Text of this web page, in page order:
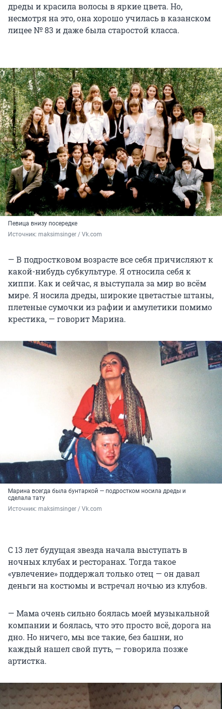
дреды и красила волосы в яркие цвета. Но,
несмотря на это, она хорошо училась в казанском
лицее № 83 и даже была старостой класса.
Певица внизу посередке
Источник: maksimsinger / Vk.com
— В подростковом возрасте все себя причисляют к
какой-нибудь субкультуре. Я относила себя к
хиппи. Как и сейчас, я выступала за мир во всём
мире. Я носила дреды, широкие цветастые штаны,
плетеные сумочки из рафии и амулетики помимо
крестика, — говорит Марина.
Марина всегда была бунтаркой — подростком носила дреды и
сделала тату
Источник: maksimsinger / Vk.com
С 13 лет будущая звезда начала выступать в
ночных клубах и ресторанах. Тогда такое
«увлечение» поддержал только отец — он давал
деньги на костюмы и встречал ночью из клубов.
— Мама очень сильно боялась моей музыкальной
компании и боялась, что это просто всё, дорога на
дно. Но ничего, мы все такие, без башни, но
каждый нашел свой путь, — говорила позже
артистка.